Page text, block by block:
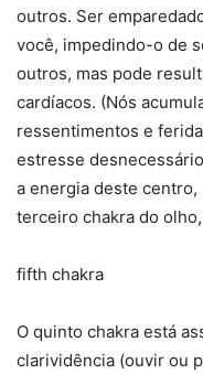
outros. Ser
você, impedindo-o de
outros, mas pode
cardíacos. (Nós
ressentimentos e
estresse
a energia deste
terceiro chakra do
fifth chakra
O quinto chakra está
clarividência (ouvir ou